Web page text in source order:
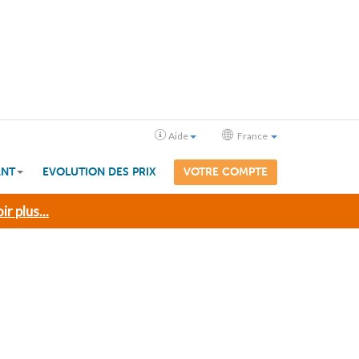
Aide France
EVOLUTION DES PRIX VOTRE COMPTE
plus...